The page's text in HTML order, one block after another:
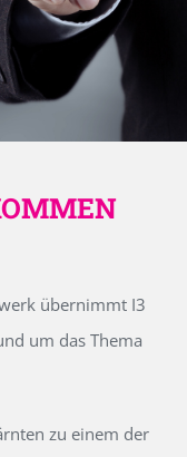
übernimmt I3
um das Thema
zu einem der